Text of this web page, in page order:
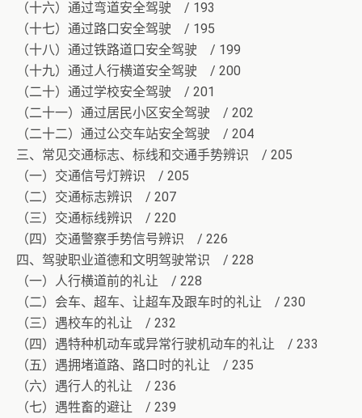
（十六）通过弯道安全驾驶 / 193
（十七）通过路口安全驾驶 / 195
（十八）通过铁路道口安全驾驶 / 199
（十九）通过人行横道安全驾驶 / 200
（二十）通过学校安全驾驶 / 201
（二十一）通过居民小区安全驾驶 / 202
（二十二）通过公交车站安全驾驶 / 204
三、常见交通标志、标线和交通手势辨识 / 205
（一）交通信号灯辨识 / 205
（二）交通标志辨识 / 207
（三）交通标线辨识 / 220
（四）交通警察手势信号辨识 / 226
四、驾驶职业道德和文明驾驶常识 / 228
（一）人行横道前的礼让 / 228
（二）会车、超车、让超车及跟车时的礼让 / 230
（三）遇校车的礼让 / 232
（四）遇特种机动车或异常行驶机动车的礼让 / 233
（五）遇拥堵道路、路口时的礼让 / 235
（六）遇行人的礼让 / 236
（七）遇牲畜的避让 / 239